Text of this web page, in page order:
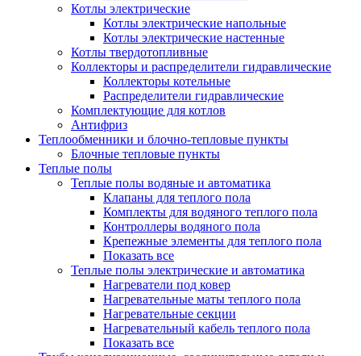
Котлы электрические
Котлы электрические напольные
Котлы электрические настенные
Котлы твердотопливные
Коллекторы и распределители гидравлические
Коллекторы котельные
Распределители гидравлические
Комплектующие для котлов
Антифриз
Теплообменники и блочно-тепловые пункты
Блочные тепловые пункты
Теплые полы
Теплые полы водяные и автоматика
Клапаны для теплого пола
Комплекты для водяного теплого пола
Контроллеры водяного пола
Крепежные элементы для теплого пола
Показать все
Теплые полы электрические и автоматика
Нагреватели под ковер
Нагревательные маты теплого пола
Нагревательные секции
Нагревательный кабель теплого пола
Показать все